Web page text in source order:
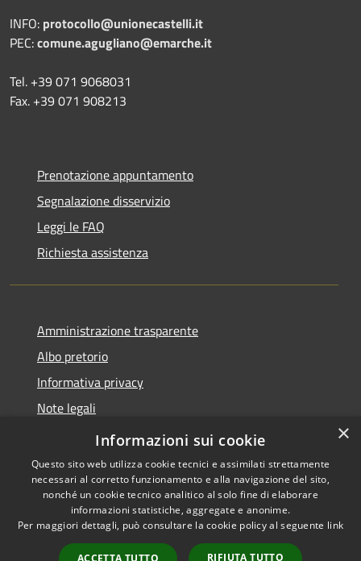
INFO: protocollo@unionecastelli.it
PEC:comune.agugliano@emarche.it
Tel. +39 071 9068031
Fax. +39 071 908213
Prenotazione appuntamento
Segnalazione disservizio
Leggi le FAQ
Richiesta assistenza
Amministrazione trasparente
Albo pretorio
Informativa privacy
Note legali
Dichiarazione di accessibilità
Accessibilità
Copyright © 2026 • Comune di
Agugliano • Powered by
Municipium• Accesso
×
Informazioni sui cookie
Questo sito web utilizza cookie tecnici e assimilati strettamente
necessari al corretto funzionamento e alla navigazione del sito,
nonché un cookie tecnico analitico al solo fine di elaborare
informazioni statistiche, aggregate e anonime.
Per maggiori dettagli, può consultare la cookie policy al seguente link
ACCETTA TUTTO RIFIUTA TUTTO